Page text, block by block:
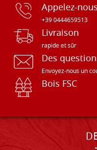
Appelez-nous
+39 0444659513
Livraison
rapide et sûr
Des
Envoyez-nous un
Bois FSC